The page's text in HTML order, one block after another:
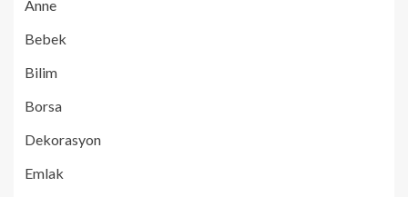
Anne
Bebek
Bilim
Borsa
Dekorasyon
Emlak